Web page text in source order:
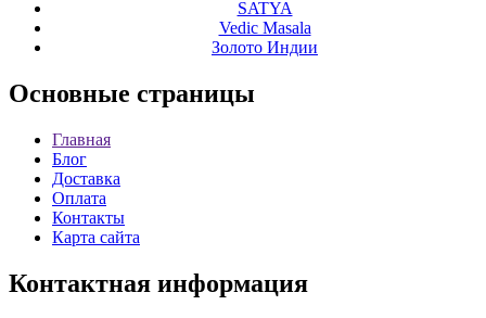
SATYA
Vedic Masala
Золото Индии
Основные страницы
Главная
Блог
Доставка
Оплата
Контакты
Карта сайта
Контактная информация